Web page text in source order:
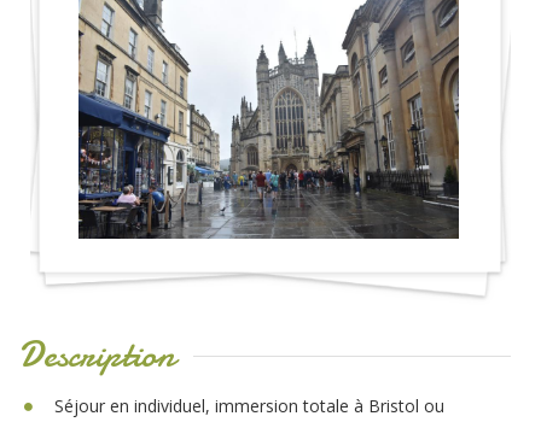
Description
Séjour en individuel, immersion totale à Bristol ou